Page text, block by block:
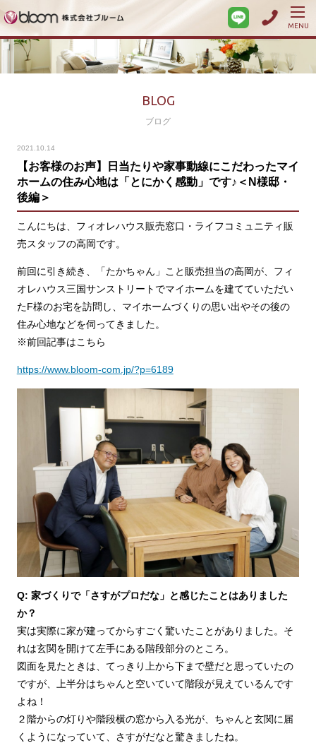
MENU
BLOG
ブログ
2021.10.14
【お客様のお声】日当たりや家事動線にこだわったマイ
ホームの住み心地は「とにかく感動」です♪＜N様邸・
後編＞
こんにちは、フィオレハウス販売窓口・ライフコミュニティ販
売スタッフの高岡です。
前回に引き続き、「たかちゃん」こと販売担当の高岡が、フィ
オレハウス三国サンストリートでマイホームを建てていただい
たF様のお宅を訪問し、マイホームづくりの思い出やその後の
住み心地などを伺ってきました。
※前回記事はこちら
https://www.bloom-com.jp/?p=6189
Q: 家づくりで「さすがプロだな」と感じたことはありました
か？
実は実際に家が建ってからすごく驚いたことがありました。そ
れは玄関を開けて左手にある階段部分のところ。
図面を見たときは、てっきり上から下まで壁だと思っていたの
ですが、上半分はちゃんと空いていて階段が見えているんです
よね！
２階からの灯りや階段横の窓から入る光が、ちゃんと玄関に届
くようになっていて、さすがだなと驚きましたね。